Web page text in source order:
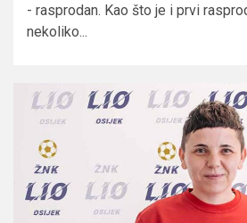
- rasprodan. Kao što je i prvi
nekoliko...